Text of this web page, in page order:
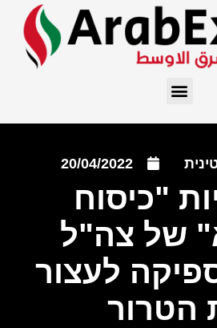
20/04/2022
"כיסוח
של צה"ל
לעצור
הטרור